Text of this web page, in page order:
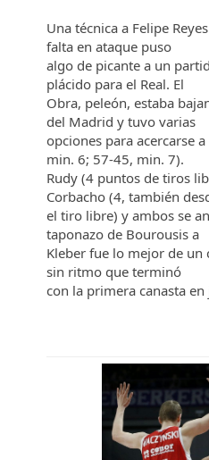
Una técnica a Felipe
falta en ataque puso
algo de picante a un
plácido para el Real. El
Obra, peleón, estaba
del Madrid y tuvo varias
opciones para acercarse
min. 6; 57-45, min. 7).
Rudy (4 puntos de tiros
Corbacho (4, también
el tiro libre) y ambos se
taponazo de Bourousis a
Kleber fue lo mejor de un
sin ritmo que terminó
con la primera canasta